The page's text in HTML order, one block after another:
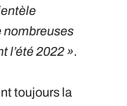
nombreuses
l’été 2022 ».
toujours la